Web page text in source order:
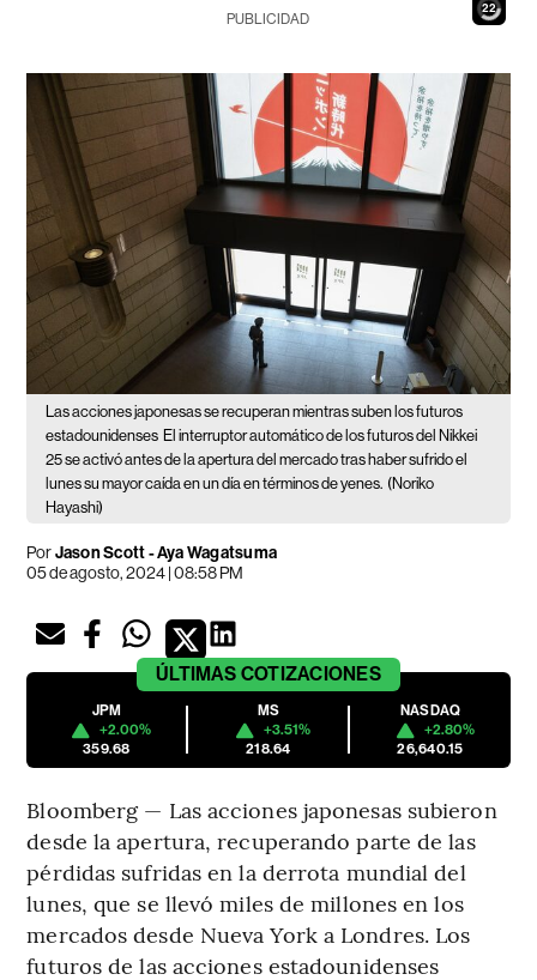
20
PUBLICIDAD
Las acciones japonesas se recuperan mientras suben los futuros
estadounidenses El interruptor automático de los futuros del Nikkei
25 se activó antes de la apertura del mercado tras haber sufrido el
lunes su mayor caída en un día en términos de yenes. (Noriko
Hayashi)
PorJason Scott - Aya Wagatsuma
05 de agosto, 2024 | 08:58 PM
ÚLTIMAS COTIZACIONES
JPM
+2.00%
359.68
MS
+3.51%
218.64
NASDAQ
+2.80%
26,640.15
Bloomberg — Las acciones japonesas subieron
desde la apertura, recuperando parte de las
pérdidas sufridas en la derrota mundial del
lunes, que se llevó miles de millones en los
mercados desde Nueva York a Londres. Los
futuros de las acciones estadounidenses